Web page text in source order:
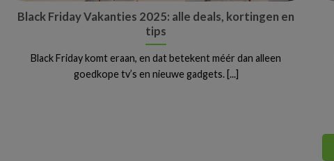
Black Friday Vakanties 2025: alle deals, kortingen en
tips
Black Friday komt eraan, en dat betekent méér dan alleen
goedkope tv’s en nieuwe gadgets. [...]